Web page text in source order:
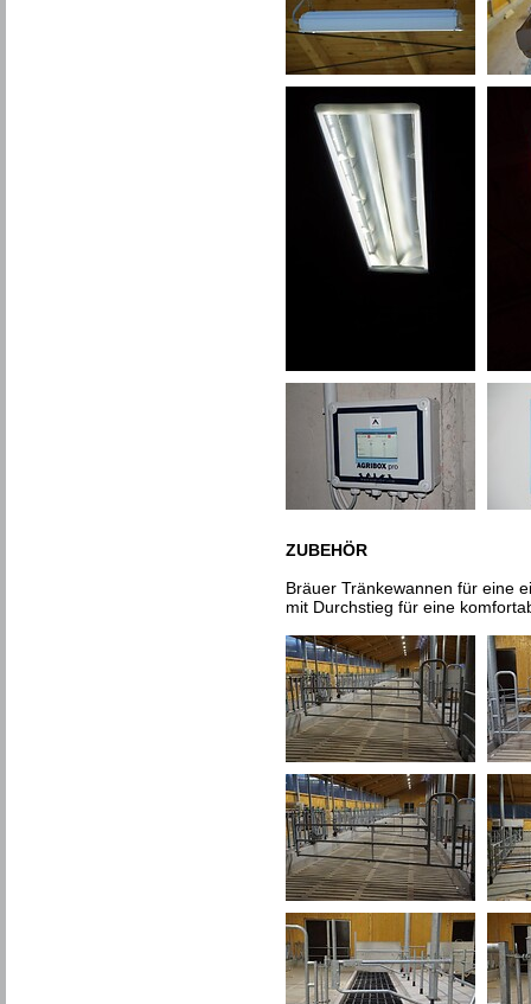
ZUBEHÖR
Bräuer Tränkewannen für eine
mit Durchstieg für eine